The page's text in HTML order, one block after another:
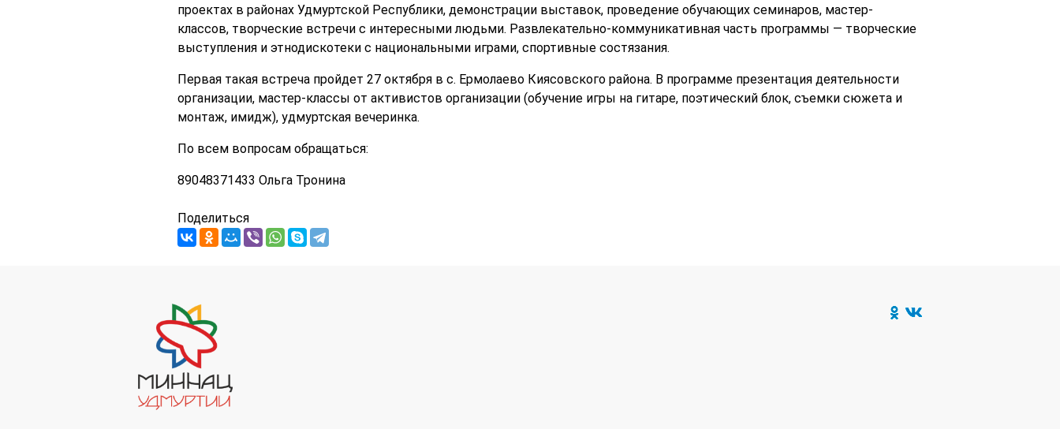
проектах в районах Удмуртской Республики, демонстрации выставок, проведение обучающих семинаров, мастер-
классов, творческие встречи с интересными людьми. Развлекательно-коммуникативная часть программы — творческие
выступления и этнодискотеки с национальными играми, спортивные состязания.
Первая такая встреча пройдет 27 октября в с. Ермолаево Киясовского района. В программе презентация деятельности
организации, мастер-классы от активистов организации (обучение игры на гитаре, поэтический блок, съемки сюжета и
монтаж, имидж), удмуртская вечеринка.
По всем вопросам обращаться:
89048371433 Ольга Тронина
Поделиться